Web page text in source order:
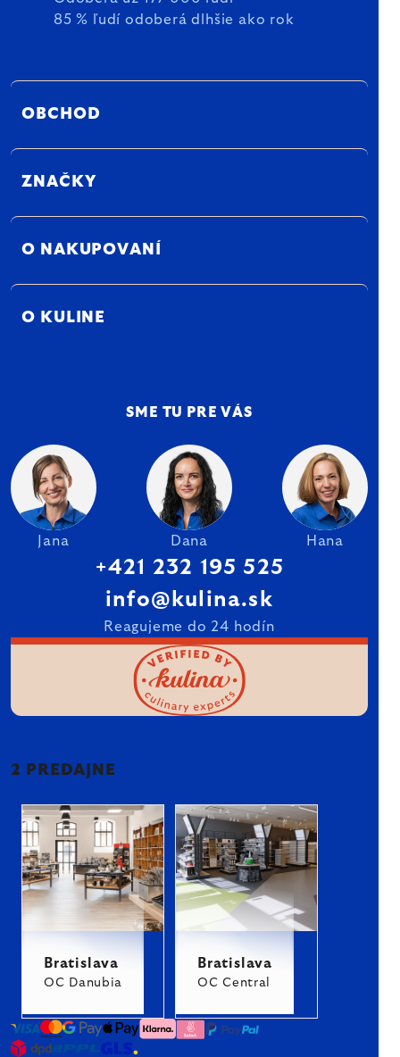
85 % ľudí odoberá dlhšie ako rok
OBCHOD
ZNAČKY
O NAKUPOVANÍ
O KULINE
SME TU PRE VÁS
Jana Dana Hana
+421 232 195 525
info@kulina.sk
Reagujeme do 24 hodín
2 PREDAJNE
Bratislava
OC Danubia
Bratislava
OC Central